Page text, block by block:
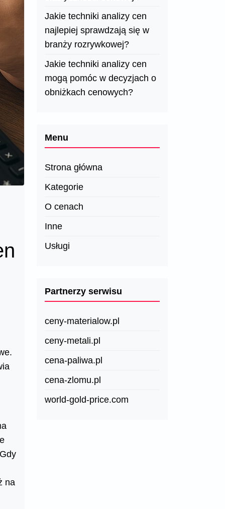
na
Jakie techniki analizy cen
najlepiej sprawdzają się w
branży rozrywkowej?
Jakie techniki analizy cen
mogą pomóc w decyzjach o
obniżkach cenowych?
Menu
Strona główna
Kategorie
O cenach
Inne
Usługi
Partnerzy serwisu
ceny-materialow.pl
ceny-metali.pl
cena-paliwa.pl
cena-zlomu.pl
world-gold-price.com